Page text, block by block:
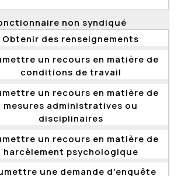
non syndiqué
Obtenir des renseignements
un recours en matière de
conditions de travail
un recours en matière de
mesures administratives ou
disciplinaires
un recours en matière de
harcèlement psychologique
une demande d'enquête
D'ENQUÊTE
rend publics les résumés de ses
une entité n'adhère pas aux
formulées ou encore si elle le juge
les renseignements personnels
Loi sur l'accès aux
organismes publics et sur la protection
personnels. De plus, elle
rapports d'enquête, et ce, malgré le fait